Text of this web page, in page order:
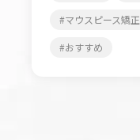
マウスピース矯正
おすすめ